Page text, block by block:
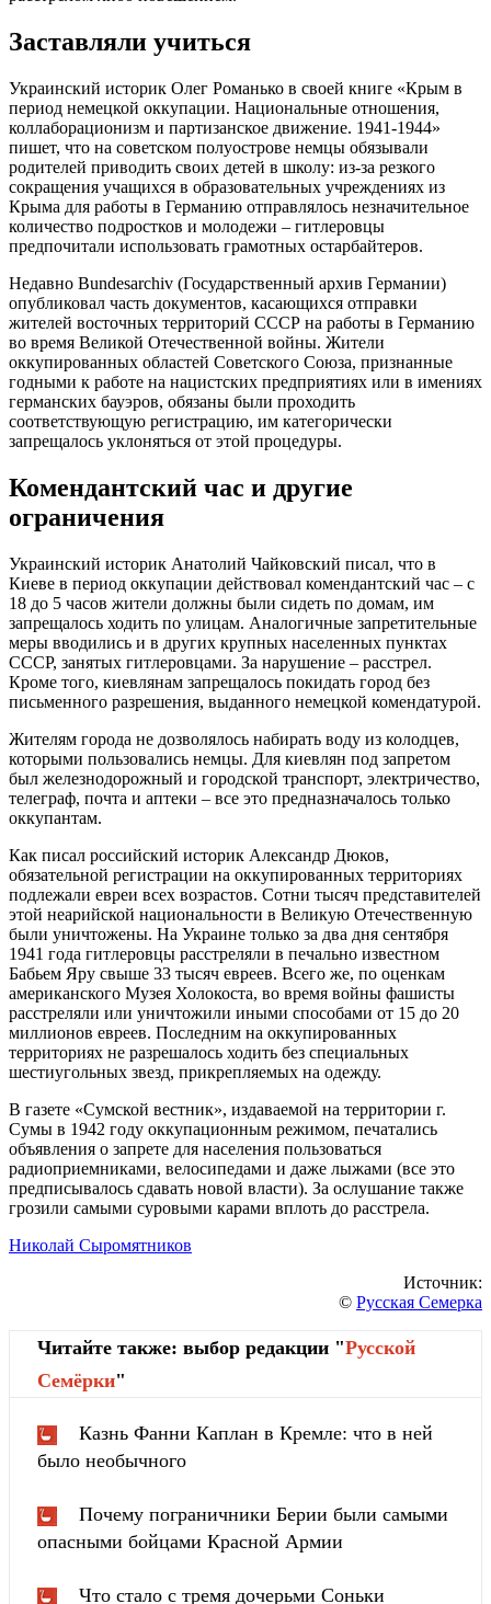
Заставляли учиться
Украинский историк Олег Романько в своей книге «Крым в
период немецкой оккупации. Национальные отношения,
коллаборационизм и партизанское движение. 1941-1944»
пишет, что на советском полуострове немцы обязывали
родителей приводить своих детей в школу: из-за резкого
сокращения учащихся в образовательных учреждениях из
Крыма для работы в Германию отправлялось незначительное
количество подростков и молодежи – гитлеровцы
предпочитали использовать грамотных остарбайтеров.
Недавно Bundesarchiv (Государственный архив Германии)
опубликовал часть документов, касающихся отправки
жителей восточных территорий СССР на работы в Германию
во время Великой Отечественной войны. Жители
оккупированных областей Советского Союза, признанные
годными к работе на нацистских предприятиях или в имениях
германских бауэров, обязаны были проходить
соответствующую регистрацию, им категорически
запрещалось уклоняться от этой процедуры.
Комендантский час и другие
ограничения
Украинский историк Анатолий Чайковский писал, что в
Киеве в период оккупации действовал комендантский час – с
18 до 5 часов жители должны были сидеть по домам, им
запрещалось ходить по улицам. Аналогичные запретительные
меры вводились и в других крупных населенных пунктах
СССР, занятых гитлеровцами. За нарушение – расстрел.
Кроме того, киевлянам запрещалось покидать город без
письменного разрешения, выданного немецкой комендатурой.
Жителям города не дозволялось набирать воду из колодцев,
которыми пользовались немцы. Для киевлян под запретом
был железнодорожный и городской транспорт, электричество,
телеграф, почта и аптеки – все это предназначалось только
оккупантам.
Как писал российский историк Александр Дюков,
обязательной регистрации на оккупированных территориях
подлежали евреи всех возрастов. Сотни тысяч представителей
этой неарийской национальности в Великую Отечественную
были уничтожены. На Украине только за два дня сентября
1941 года гитлеровцы расстреляли в печально известном
Бабьем Яру свыше 33 тысяч евреев. Всего же, по оценкам
американского Музея Холокоста, во время войны фашисты
расстреляли или уничтожили иными способами от 15 до 20
миллионов евреев. Последним на оккупированных
территориях не разрешалось ходить без специальных
шестиугольных звезд, прикрепляемых на одежду.
В газете «Сумской вестник», издаваемой на территории г.
Сумы в 1942 году оккупационным режимом, печатались
объявления о запрете для населения пользоваться
радиоприемниками, велосипедами и даже лыжами (все это
предписывалось сдавать новой власти). За ослушание также
грозили самыми суровыми карами вплоть до расстрела.
Николай Сыромятников
Источник:
© Русская Семерка
Читайте также: выбор редакции "Русской
Cемёрки"
Казнь Фанни Каплан в Кремле: что в ней
было необычного
Почему пограничники Берии были самыми
опасными бойцами Красной Армии
Что стало с тремя дочерьми Соньки